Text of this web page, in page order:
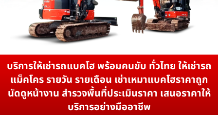
บริการให้เช่ารถแบคโฮ พร้อมคนขับ ทั่วไทย ให้เช่ารถ
แม็คโคร รายวัน รายเดือน เช่าเหมาแบคโฮราคาถูก
นัดดูหน้างาน สำรวจพื้นที่ประเมินราคา เสนอราคาให้
บริการอย่างมืออาชีพ